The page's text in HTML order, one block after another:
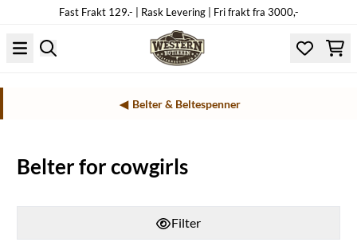
Hopp til innholdFast Frakt 129.- | Rask Levering | Fri frakt fra 3000,-
Belter & Beltespenner
Belter for cowgirls
Filter